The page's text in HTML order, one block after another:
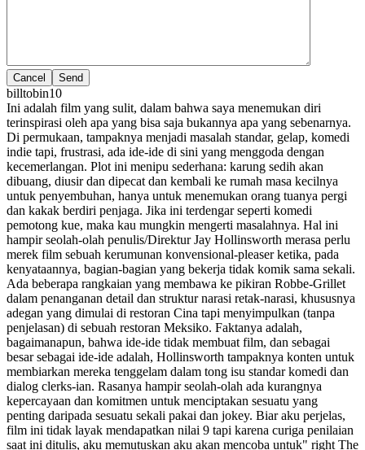
Cancel
billtobin10
Ini adalah film yang sulit, dalam bahwa saya menemukan diri
terinspirasi oleh apa yang bisa saja bukannya apa yang sebenarnya.
Di permukaan, tampaknya menjadi masalah standar, gelap, komedi
indie tapi, frustrasi, ada ide-ide di sini yang menggoda dengan
kecemerlangan. Plot ini menipu sederhana: karung sedih akan
dibuang, diusir dan dipecat dan kembali ke rumah masa kecilnya
untuk penyembuhan, hanya untuk menemukan orang tuanya pergi
dan kakak berdiri penjaga. Jika ini terdengar seperti komedi
pemotong kue, maka kau mungkin mengerti masalahnya. Hal ini
hampir seolah-olah penulis/Direktur Jay Hollinsworth merasa perlu
merek film sebuah kerumunan konvensional-pleaser ketika, pada
kenyataannya, bagian-bagian yang bekerja tidak komik sama sekali.
Ada beberapa rangkaian yang membawa ke pikiran Robbe-Grillet
dalam penanganan detail dan struktur narasi retak-narasi, khususnya
adegan yang dimulai di restoran Cina tapi menyimpulkan (tanpa
penjelasan) di sebuah restoran Meksiko. Faktanya adalah,
bagaimanapun, bahwa ide-ide tidak membuat film, dan sebagai
besar sebagai ide-ide adalah, Hollinsworth tampaknya konten untuk
membiarkan mereka tenggelam dalam tong isu standar komedi dan
dialog clerks-ian. Rasanya hampir seolah-olah ada kurangnya
kepercayaan dan komitmen untuk menciptakan sesuatu yang
penting daripada sesuatu sekali pakai dan jokey. Biar aku perjelas,
film ini tidak layak mendapatkan nilai 9 tapi karena curiga penilaian
saat ini ditulis, aku memutuskan aku akan mencoba untuk" right The